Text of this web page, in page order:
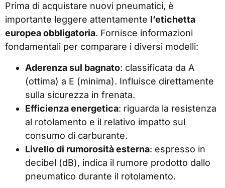
Prima di acquistare nuovi pneumatici, è
importante leggere attentamente l’etichetta
europea obbligatoria. Fornisce informazioni
fondamentali per comparare i diversi modelli:
Aderenza sul bagnato: classificata da A
(ottima) a E (minima). Influisce direttamente
sulla sicurezza in frenata.
Efficienza energetica: riguarda la resistenza
al rotolamento e il relativo impatto sul
consumo di carburante.
Livello di rumorosità esterna: espresso in
decibel (dB), indica il rumore prodotto dallo
pneumatico durante il rotolamento.